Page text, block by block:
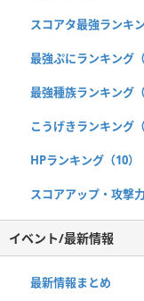
スコアタ最強ランキ
最強ぷにランキング（
最強種族ランキング（
こうげきランキング（
HPランキング（10）
スコアアップ・攻撃
イベント/最新情報
最新情報まとめ